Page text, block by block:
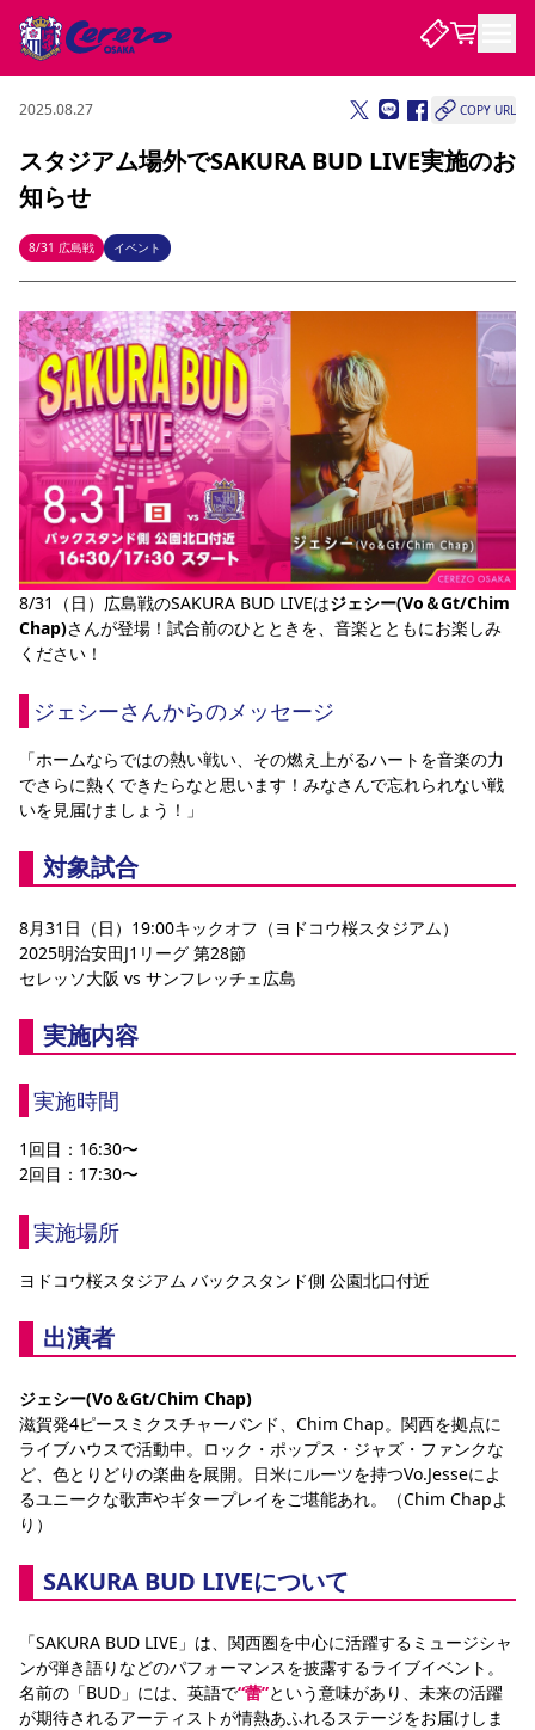
試合・チーム
試合について
試合日程 / 結果 順位表
チームについて
選手・スタッフ スケジュール メディア情報
レディース
アカデミー ハナサカプレーヤー 歴代所属選手
観戦する
チケット
チケット情報 販売スケジュール 価格・席種
シーズンシート 法人シーズンシート
特定興行入場券 譲渡サービス リセールサービス
観戦ガイド
初めて観戦ガイド キッズ向けサービス グルメ マッチデープログラム
観戦マナー&ルール ビジターサポーター観戦ガイド 公式アプリ
スタジアム
YANMAR HANASAKA STADIUM
DAZNで観戦
DAZNで観戦
アウェイツアー
よくある質問
よくある質問
クラブを知る
セレッソ大阪について
クラブ紹介 沿革 シーズン記録 求人情報
サポートする
パートナー企業募集中 セレッソ大阪VISAカード
サポートスタッフ
セレッソアイデアちょうだいな
応援商店街
Lise（ライセンスビジネス）
サステナビリティ
サステナビリティポリシー SDGsのゴール
インパクトレポート
活動レポート SPORT POSITIVE LEAGUES 取り組み実績
スポーツクラブ
関連団体/施設
長居公園 セレッソフットサルパーク
セレッソスポーツパーク舞洲
大人のサッカースクール
ファンクラブ
ファンクラブ
SAKURA SOCIO SAKURA POINT Program 招待券引換方法
まいセレチケット 会員規定 婚姻届・出生届・命名書
ニュース
ニュース
すべて チーム グッズ チケット イベント ファンクラブ
ホームタウン パートナー スポーツクラブ メディア 30周年
レディース
アカデミー
2025.08.27 COPY URL
スタジアム場外でSAKURA BUD LIVE実施のお
知らせ
8/31 広島戦 イベント
8/31（日）広島戦のSAKURA BUD LIVEはジェシー(Vo＆Gt/Chim
Chap)さんが登場！試合前のひとときを、音楽とともにお楽しみ
ください！
ジェシーさんからのメッセージ
「ホームならではの熱い戦い、その燃え上がるハートを音楽の力
でさらに熱くできたらなと思います！みなさんで忘れられない戦
いを見届けましょう！」
対象試合
8月31日（日）19:00キックオフ（ヨドコウ桜スタジアム）
2025明治安田J1リーグ 第28節
セレッソ大阪 vs サンフレッチェ広島
実施内容
実施時間
1回目：16:30〜
2回目：17:30〜
実施場所
ヨドコウ桜スタジアム バックスタンド側 公園北口付近
出演者
ジェシー(Vo＆Gt/Chim Chap)
滋賀発4ピースミクスチャーバンド、Chim Chap。関西を拠点に
ライブハウスで活動中。ロック・ポップス・ジャズ・ファンクな
ど、色とりどりの楽曲を展開。日米にルーツを持つVo.Jesseによ
るユニークな歌声やギタープレイをご堪能あれ。（Chim Chapよ
り）
SAKURA BUD LIVEについて
「SAKURA BUD LIVE」は、関西圏を中心に活躍するミュージシャ
ンが弾き語りなどのパフォーマンスを披露するライブイベント。
名前の「BUD」には、英語で“蕾”という意味があり、未来の活躍
が期待されるアーティストが情熱あふれるステージをお届けしま